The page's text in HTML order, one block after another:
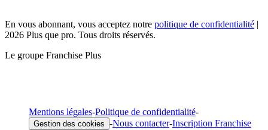
En vous abonnant, vous acceptez notre politique de confidentialité |
2026 Plus que pro. Tous droits réservés.
Le groupe Franchise Plus
Mentions légales-Politique de confidentialité-
Gestion des cookies -Nous contacter-Inscription Franchise